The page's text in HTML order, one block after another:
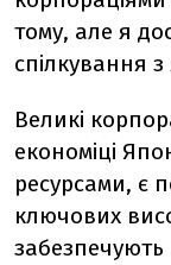
тому, але я
спілкування
Великі
економіці
ресурсами, є
ключових
забезпечують